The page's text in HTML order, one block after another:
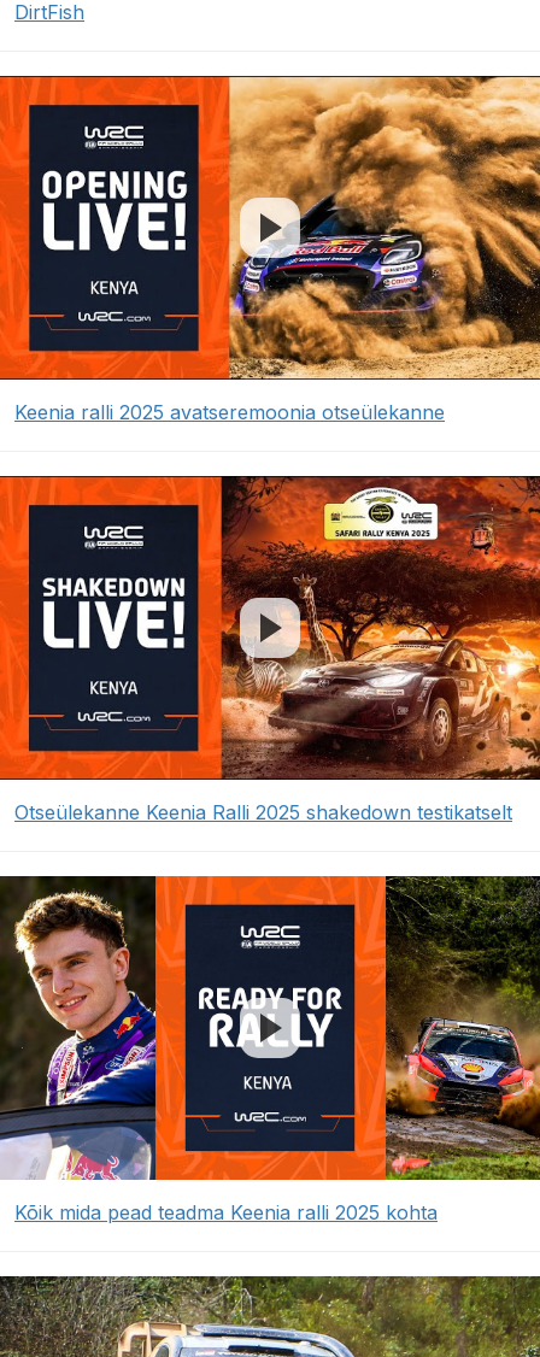
DirtFish
Keenia ralli 2025 avatseremoonia otseülekanne
Otseülekanne Keenia Ralli 2025 shakedown testikatselt
Kõik mida pead teadma Keenia ralli 2025 kohta